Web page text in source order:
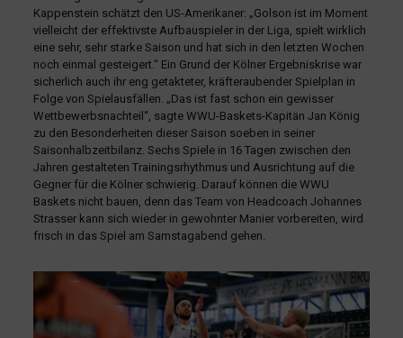
Kappenstein schätzt den US-Amerikaner: „Golson ist im Moment
vielleicht der effektivste Aufbauspieler in der Liga, spielt wirklich
eine sehr, sehr starke Saison und hat sich in den letzten Wochen
noch einmal gesteigert.“ Ein Grund der Kölner Ergebniskrise war
sicherlich auch ihr eng getakteter, kräfteraubender Spielplan in
Folge von Spielausfällen. „Das ist fast schon ein gewisser
Wettbewerbsnachteil“, sagte WWU-Baskets-Kapitän Jan König
zu den Besonderheiten dieser Saison soeben in seiner
Saisonhalbzeitbilanz. Sechs Spiele in 16 Tagen zwischen den
Jahren gestalteten Trainingsrhythmus und Ausrichtung auf die
Gegner für die Kölner schwierig. Darauf können die WWU
Baskets nicht bauen, denn das Team von Headcoach Johannes
Strasser kann sich wieder in gewohnter Manier vorbereiten, wird
frisch in das Spiel am Samstagabend gehen.